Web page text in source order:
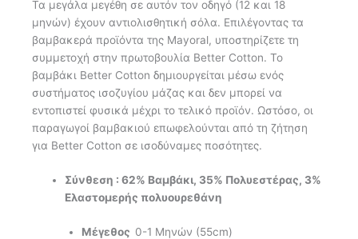
Τα μεγάλα μεγέθη σε αυτόν τον οδηγό (12 και 18
μηνών) έχουν αντιολισθητική σόλα. Επιλέγοντας τα
βαμβακερά προϊόντα της Mayoral, υποστηρίζετε τη
συμμετοχή στην πρωτοβουλία Better Cotton. Το
βαμβάκι Better Cotton δημιουργείται μέσω ενός
συστήματος ισοζυγίου μάζας και δεν μπορεί να
εντοπιστεί φυσικά μέχρι το τελικό προϊόν. Ωστόσο, οι
παραγωγοί βαμβακιού επωφελούνται από τη ζήτηση
για Better Cotton σε ισοδύναμες ποσότητες.
Σύνθεση : 62% Βαμβάκι, 35% Πολυεστέρας, 3%
Ελαστομερής πολυουρεθάνη
Μέγεθος 0-1 Μηνών (55cm)